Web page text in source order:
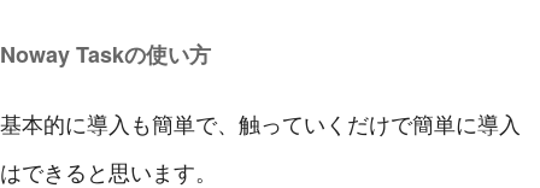
Noway Taskの使い方
基本的に導入も簡単で、触っていくだけで簡単に導入
はできると思います。